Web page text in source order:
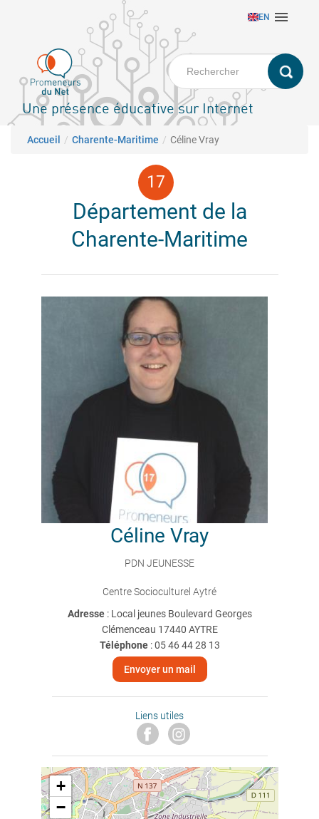
principal
EN 
Une présence éducative sur Internet
Fil d'Ariane
Accueil Charente-Maritime Céline Vray
Département de la
Charente-Maritime
Céline Vray
PDN JEUNESSE
Centre Socioculturel Aytré
Adresse : Local jeunes Boulevard Georges
Clémenceau 17440 AYTRE
Téléphone:05 46 44 28 13
Envoyer un mail
Liens utiles
+
−